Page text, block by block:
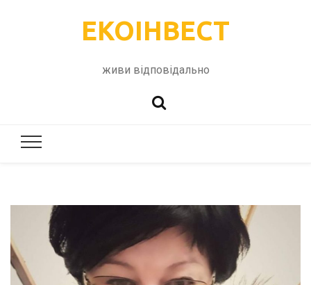
ЕКОІНВЕСТ
живи відповідально